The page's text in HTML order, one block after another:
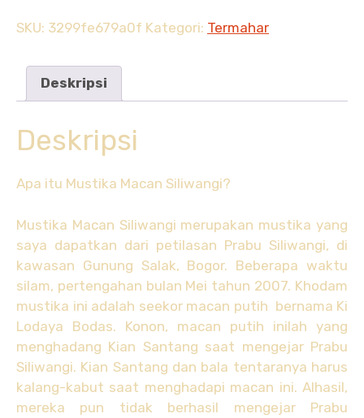
SKU: 3299fe679a0f Kategori: Termahar
Deskripsi
Deskripsi
Apa itu Mustika Macan Siliwangi?
Mustika Macan Siliwangi merupakan mustika yang
saya dapatkan dari petilasan Prabu Siliwangi, di
kawasan Gunung Salak, Bogor. Beberapa waktu
silam, pertengahan bulan Mei tahun 2007. Khodam
mustika ini adalah seekor macan putih bernama Ki
Lodaya Bodas. Konon, macan putih inilah yang
menghadang Kian Santang saat mengejar Prabu
Siliwangi. Kian Santang dan bala tentaranya harus
kalang-kabut saat menghadapi macan ini. Alhasil,
mereka pun tidak berhasil mengejar Prabu